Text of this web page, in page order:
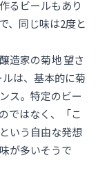
るビールもあり
、同じ味は2度と
造家の菊地 望さ
は、基本的に菊
ス。特定のビー
ではなく、「こ
いう自由な発想
が多いそうで